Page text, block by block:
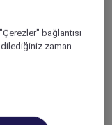
bağlantısı
zaman